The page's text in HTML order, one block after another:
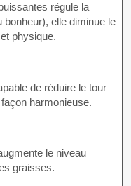
régule la
bonheur), elle diminue le
physique.
de réduire le tour
harmonieuse.
le niveau
graisses.